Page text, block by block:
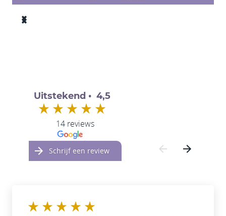
Uitstekend • 4,5
14 reviews
Schrijf een review